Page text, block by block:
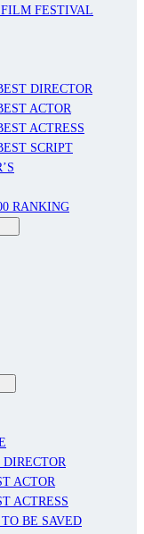
FESTIVAL
DIRECTOR
ACTOR
ACTRESS
SCRIPT
RANKING
ACTOR
ACTRESS
BE SAVED